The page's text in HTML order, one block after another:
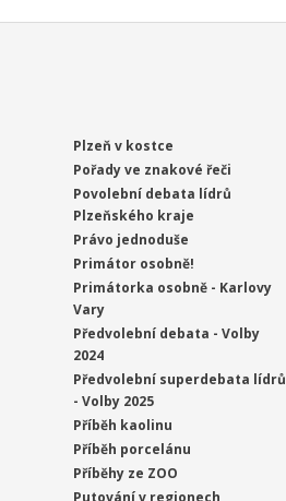
Plzeň v kostce
Pořady ve znakové řeči
Povolební debata lídrů
Plzeňského kraje
Právo jednoduše
Primátor osobně!
Primátorka osobně - Karlovy
Vary
Předvolební debata - Volby
2024
Předvolební superdebata lídrů
- Volby 2025
Příběh kaolinu
Příběh porcelánu
Příběhy ze ZOO